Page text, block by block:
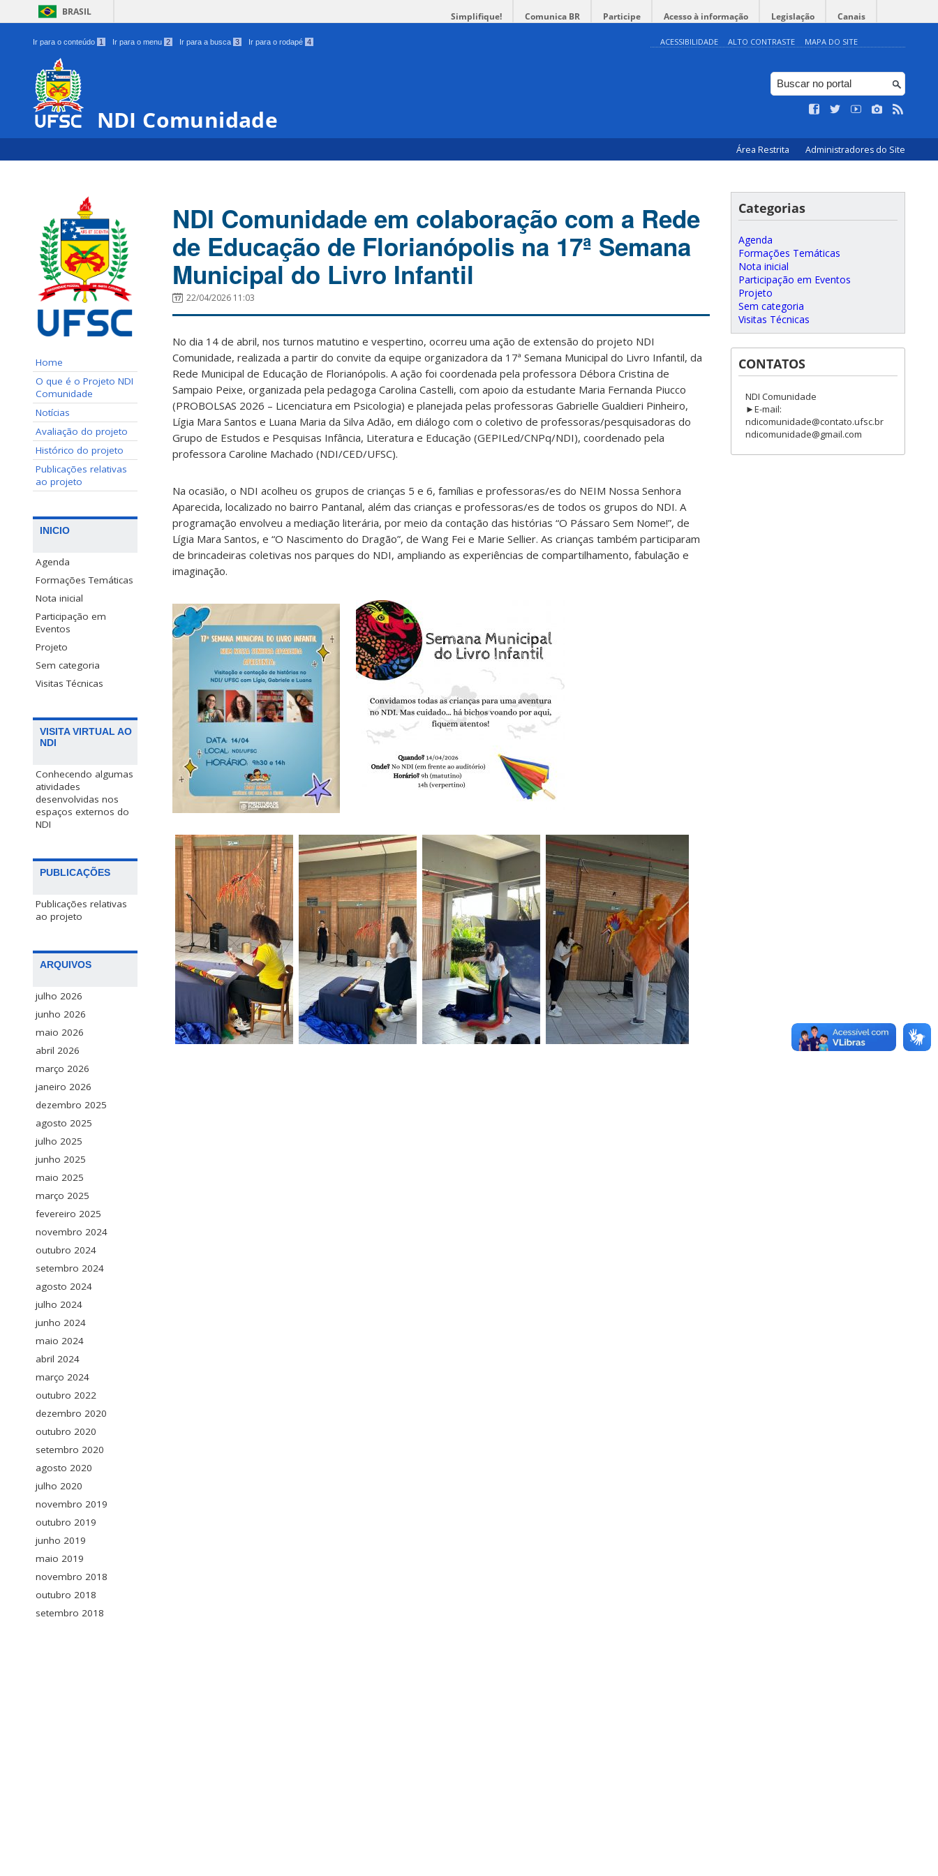
BRASIL Simplifique! Comunica BR Participe Acesso à informação Legislação Canais
Ir para o conteúdo 1 Ir para o menu 2 Ir para a busca 3 Ir para o rodapé 4 ACESSIBILIDADE ALTO CONTRASTE MAPA DO SITE
NDI Comunidade
Área Restrita Administradores do Site
Home
O que é o Projeto NDI
Comunidade
Notícias
Avaliação do projeto
Histórico do projeto
Publicações relativas
ao projeto
INICIO
Agenda
Formações Temáticas
Nota inicial
Participação em
Eventos
Projeto
Sem categoria
Visitas Técnicas
VISITA VIRTUAL AO
NDI
Conhecendo algumas
atividades
desenvolvidas nos
espaços externos do
NDI
PUBLICAÇÕES
Publicações relativas
ao projeto
ARQUIVOS
julho 2026
junho 2026
maio 2026
abril 2026
março 2026
janeiro 2026
dezembro 2025
agosto 2025
julho 2025
junho 2025
maio 2025
março 2025
fevereiro 2025
novembro 2024
outubro 2024
setembro 2024
agosto 2024
julho 2024
junho 2024
maio 2024
abril 2024
março 2024
outubro 2022
dezembro 2020
outubro 2020
setembro 2020
agosto 2020
julho 2020
novembro 2019
outubro 2019
junho 2019
maio 2019
novembro 2018
outubro 2018
setembro 2018
NDI Comunidade em colaboração com a Rede
de Educação de Florianópolis na 17ª Semana
Municipal do Livro Infantil
22/04/2026 11:03
No dia 14 de abril, nos turnos matutino e vespertino, ocorreu uma ação de extensão do projeto NDI
Comunidade, realizada a partir do convite da equipe organizadora da 17ª Semana Municipal do Livro Infantil, da
Rede Municipal de Educação de Florianópolis. A ação foi coordenada pela professora Débora Cristina de
Sampaio Peixe, organizada pela pedagoga Carolina Castelli, com apoio da estudante Maria Fernanda Piucco
(PROBOLSAS 2026 – Licenciatura em Psicologia) e planejada pelas professoras Gabrielle Gualdieri Pinheiro,
Lígia Mara Santos e Luana Maria da Silva Adão, em diálogo com o coletivo de professoras/pesquisadoras do
Grupo de Estudos e Pesquisas Infância, Literatura e Educação (GEPILed/CNPq/NDI), coordenado pela
professora Caroline Machado (NDI/CED/UFSC).
Na ocasião, o NDI acolheu os grupos de crianças 5 e 6, famílias e professoras/es do NEIM Nossa Senhora
Aparecida, localizado no bairro Pantanal, além das crianças e professoras/es de todos os grupos do NDI. A
programação envolveu a mediação literária, por meio da contação das histórias “O Pássaro Sem Nome!”, de
Lígia Mara Santos, e “O Nascimento do Dragão”, de Wang Fei e Marie Sellier. As crianças também participaram
de brincadeiras coletivas nos parques do NDI, ampliando as experiências de compartilhamento, fabulação e
imaginação.
Categorias
Agenda
Formações Temáticas
Nota inicial
Participação em Eventos
Projeto
Sem categoria
Visitas Técnicas
CONTATOS
NDI Comunidade
►E-mail:
ndicomunidade@contato.ufsc.br
ndicomunidade@gmail.com